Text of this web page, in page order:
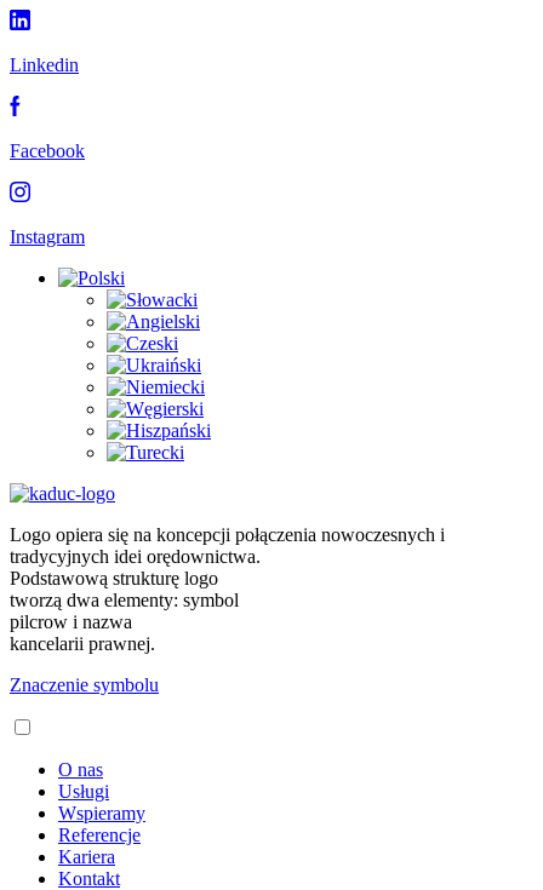
Linkedin
Facebook
Instagram
Logo opiera się na koncepcji połączenia nowoczesnych i
tradycyjnych idei orędownictwa.
Podstawową strukturę logo
tworzą dwa elementy: symbol
pilcrow i nazwa
kancelarii prawnej.
Znaczenie symbolu
O nas
Usługi
Wspieramy
Referencje
Kariera
Kontakt